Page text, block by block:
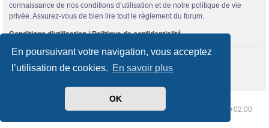
En poursuivant votre navigation, vous acceptez
l’utilisation de cookies. En savoir plus
OK
connaissance de nos conditions d’utilisation et de notre politique de vie
privée. Assurez-vous de bien lire tout le règlement du forum.
Conditions d’utilisation|Politique de confidentialité
S’enregistrer
Supprimer les cookies Heures au format UTC+02:00